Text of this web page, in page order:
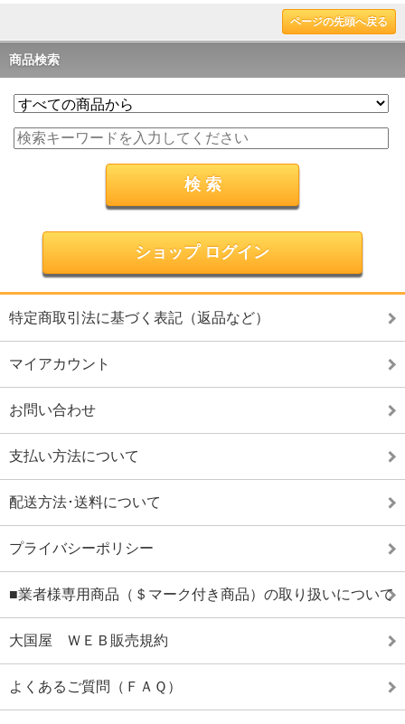
ページの先頭へ戻る
商品検索
ショップ ログイン
特定商取引法に基づく表記（返品など）
マイアカウント
お問い合わせ
支払い方法について
配送方法･送料について
プライバシーポリシー
■業者様専用商品（＄マーク付き商品）の取り扱いについて
大国屋 ＷＥＢ販売規約
よくあるご質問（ＦＡＱ）